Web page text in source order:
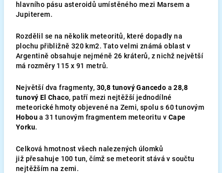
hlavního pásu asteroidů umístěného mezi Marsem a
Jupiterem.
Rozdělil se na několik meteoritů, které dopadly na
plochu přibližně 320 km2. Tato velmi známá oblast v
Argentině obsahuje nejméně 26 kráterů, z nichž největší
má rozměry 115 x 91 metrů.
Největší dva fragmenty, 30,8 tunový Gancedo a28,8
tunový El Chaco, patří mezi nejtěžší jednodílné
meteorické hmoty objevené na Zemi, spolu s 60 tunovým
Hoboua 31 tunovým fragmentem meteoritu v Cape
Yorku.
Celková hmotnost všech nalezených úlomků
již přesahuje 100 tun, čímž se meteorit stává v součtu
nejtěžším na zemi.